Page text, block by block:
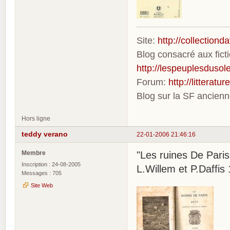
Site: http://
Blog consacré aux
http://
Forum: http://
Blog sur la SF
Hors ligne
22-01-2006 21:46:16
teddy verano
Membre
Inscription : 24-08-2005
Messages : 705
Site Web
"Les ruines De
L.Willem et P.Daffis